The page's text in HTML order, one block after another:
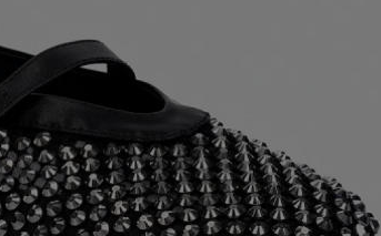
HOROSCOP
Horoscop săptămânal: Care
este ziua ta norocoasă în